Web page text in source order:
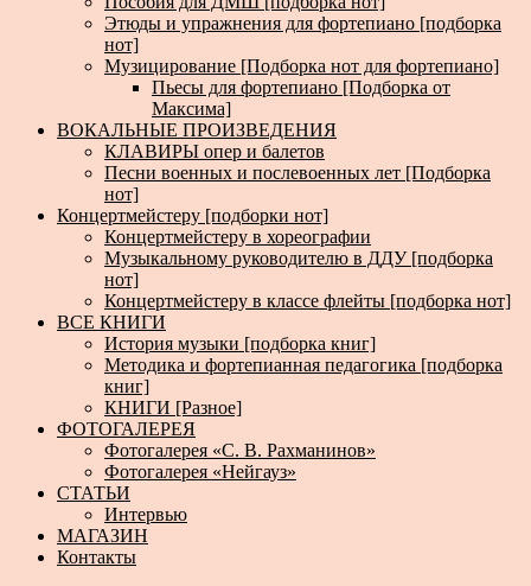
Этюды и упражнения для фортепиано [подборка
нот]
Музицирование [Подборка нот для фортепиано]
Пьесы для фортепиано [Подборка от
Максима]
ВОКАЛЬНЫЕ ПРОИЗВЕДЕНИЯ
КЛАВИРЫ опер и балетов
Песни военных и послевоенных лет [Подборка
нот]
Концертмейстеру [подборки нот]
Концертмейстеру в хореографии
Музыкальному руководителю в ДДУ [подборка
нот]
Концертмейстеру в классе флейты [подборка нот]
ВСЕ КНИГИ
История музыки [подборка книг]
Методика и фортепианная педагогика [подборка
книг]
КНИГИ [Разное]
ФОТОГАЛЕРЕЯ
Фотогалерея «С. В. Рахманинов»
Фотогалерея «Нейгауз»
СТАТЬИ
Интервью
МАГАЗИН
Контакты